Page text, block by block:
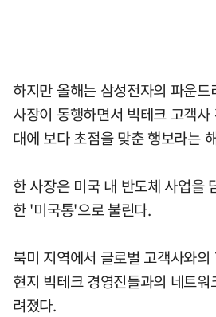
하지만 올해는 삼성전자의 파운
사장이 동행하면서 빅테크 고객
대에 보다 초점을 맞춘 행보라는
한 사장은 미국 내 반도체 사업을
한 '미국통'으로 불린다.
북미 지역에서 글로벌 고객사와
현지 빅테크 경영진들과의 네트
려졌다.